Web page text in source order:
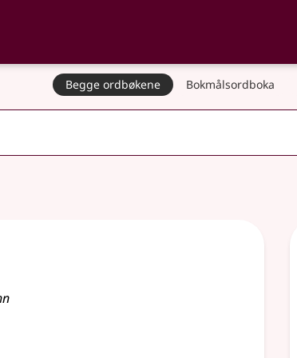
og
Begge ordbøkene Bokmålsordboka